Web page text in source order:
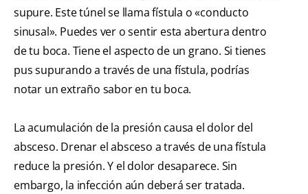
supure. Este túnel se llama fístula o «conducto
sinusal». Puedes ver o sentir esta abertura dentro
de tu boca. Tiene el aspecto de un grano. Si tienes
pus supurando a través de una fístula, podrías
notar un extraño sabor en tu boca.
La acumulación de la presión causa el dolor del
absceso. Drenar el absceso a través de una fístula
reduce la presión. Y el dolor desaparece. Sin
embargo, la infección aún deberá ser tratada.